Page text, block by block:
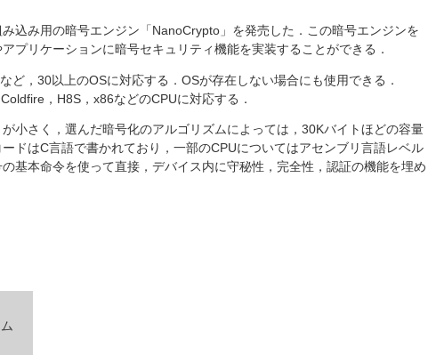
込み用の暗号エンジン「NanoCrypto」を発売した．この暗号エンジンを
プリケーションに暗号セキュリティ機能を実装することができる．
ど，30以上のOSに対応する．OSが存在しない場合にも使用できる．
，H8S，x86などのCPUに対応する．
小さく，選んだ暗号化のアルゴリズムによっては，30Kバイトほどの容量
ドはC言語で書かれており，一部のCPUについてはアセンブリ言語レベル
基本命令を使って直接，デバイス内に守秘性，完全性，認証の機能を埋め